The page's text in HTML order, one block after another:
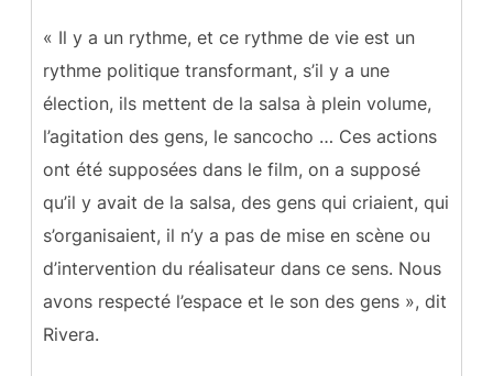
« Il y a un rythme, et ce rythme de vie est un
rythme politique transformant, s’il y a une
élection, ils mettent de la salsa à plein volume,
l’agitation des gens, le sancocho … Ces actions
ont été supposées dans le film, on a supposé
qu’il y avait de la salsa, des gens qui criaient, qui
s’organisaient, il n’y a pas de mise en scène ou
d’intervention du réalisateur dans ce sens. Nous
avons respecté l’espace et le son des gens », dit
Rivera.